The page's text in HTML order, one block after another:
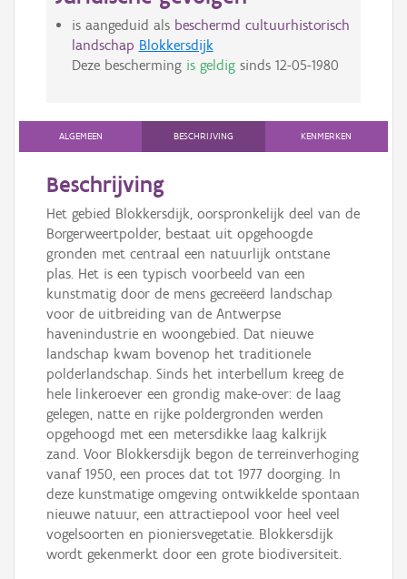
is aangeduid als beschermd cultuurhistorisch
landschap Blokkersdijk
Deze bescherming is geldigsinds 12-05-1980
ALGEMEEN BESCHRIJVING KENMERKEN
Beschrijving
Het gebied Blokkersdijk, oorspronkelijk deel van de
Borgerweertpolder, bestaat uit opgehoogde
gronden met centraal een natuurlijk ontstane
plas. Het is een typisch voorbeeld van een
kunstmatig door de mens gecreëerd landschap
voor de uitbreiding van de Antwerpse
havenindustrie en woongebied. Dat nieuwe
landschap kwam bovenop het traditionele
polderlandschap. Sinds het interbellum kreeg de
hele linkeroever een grondig make-over: de laag
gelegen, natte en rijke poldergronden werden
opgehoogd met een metersdikke laag kalkrijk
zand. Voor Blokkersdijk begon de terreinverhoging
vanaf 1950, een proces dat tot 1977 doorging. In
deze kunstmatige omgeving ontwikkelde spontaan
nieuwe natuur, een attractiepool voor heel veel
vogelsoorten en pioniersvegetatie. Blokkersdijk
wordt gekenmerkt door een grote biodiversiteit.